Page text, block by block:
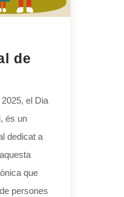
de
el Dia
és un
dedicat a
que
persones